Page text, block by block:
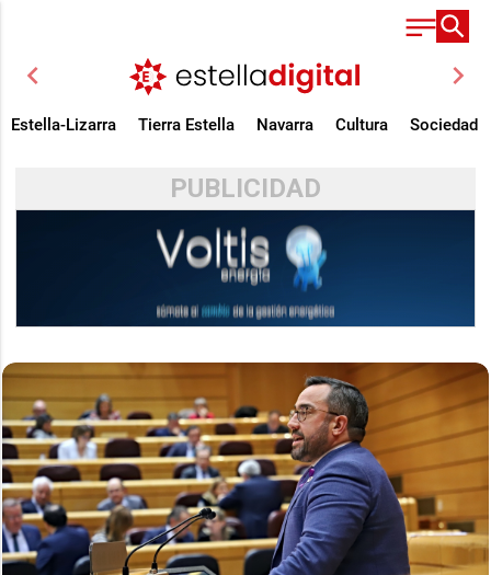
chevron_left chevron_right
Estella-Lizarra Tierra Estella Navarra Cultura Sociedad
PUBLICIDAD